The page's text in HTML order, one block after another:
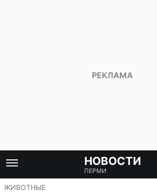
НОВОСТИ
ПЕРМИ
ЖИВОТНЫЕ